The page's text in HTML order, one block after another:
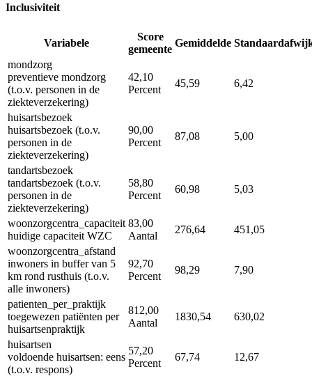
Inclusiviteit
Variabele
Score
gemeente
Gemiddelde
mondzorg
preventieve mondzorg
(t.o.v. personen in de
ziekteverzekering)
42,10
Percent
45,59 6,42
huisartsbezoek
huisartsbezoek (t.o.v.
personen in de
ziekteverzekering)
90,00
Percent
87,08 5,00
tandartsbezoek
tandartsbezoek (t.o.v.
personen in de
ziekteverzekering)
58,80
Percent
60,98 5,03
woonzorgcentra_capaciteit
huidige capaciteit WZC
83,00
Aantal
276,64
451,05
woonzorgcentra_afstand
inwoners in buffer van 5
km rond rusthuis (t.o.v.
alle inwoners)
92,70
Percent
98,29 7,90
patienten_per_praktijk
toegewezen patiënten per
huisartsenpraktijk
812,00
Aantal
1830,54 630,02
huisartsen
voldoende huisartsen: eens
(t.o.v. respons)
57,20
Percent
67,74 12,67